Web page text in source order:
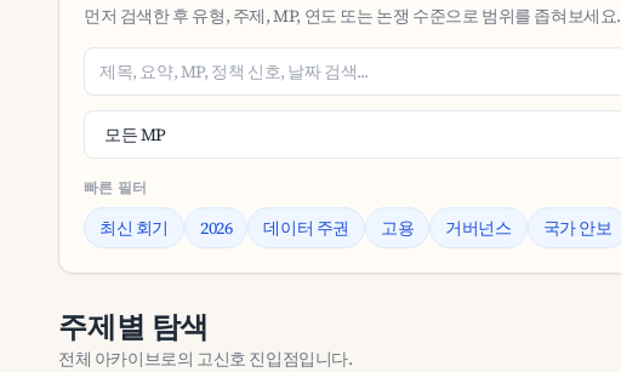
먼저 검색한 후 유형, 주제, MP, 연도 또는 논쟁 수준으로 범위를 좁혀보세요.
빠른 필터
최신 회기 2026 데이터 주권 고용 거버넌스 국가 안보
주제별 탐색
전체 아카이브로의 고신호 진입점입니다.